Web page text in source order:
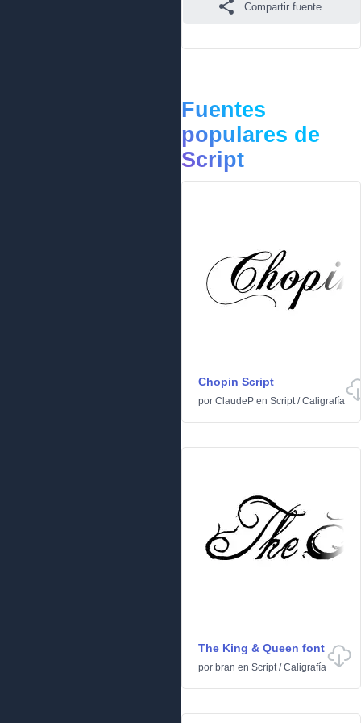
Compartir fuente
Fuentes
populares de
Script
Chopin Script
por ClaudeP en Script/Caligrafía
The King & Queen font
por bran en Script/Caligrafía